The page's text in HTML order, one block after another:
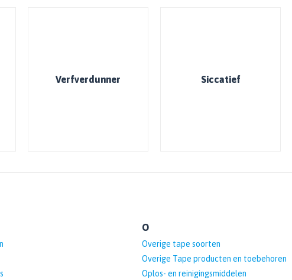
Verfverdunner Siccatief
O
Overige tape soorten
Overige Tape producten en toebehoren
Oplos- en reinigingsmiddelen